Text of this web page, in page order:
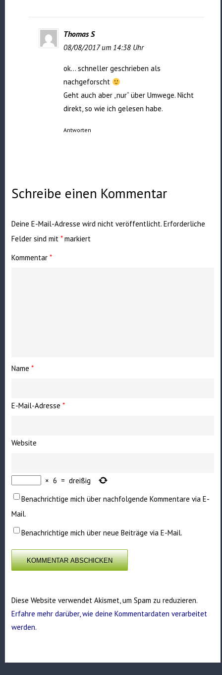
Thomas S
08/08/2017 um 14:38 Uhr
ok… schneller geschrieben als
nachgeforscht
Geht auch aber „nur“ über Umwege. Nicht
direkt, so wie ich gelesen habe.
Antworten
Schreibe einen Kommentar
Deine E-Mail-Adresse wird nicht veröffentlicht. Erforderliche
Felder sind mit*markiert
Kommentar*
Name*
E-Mail-Adresse*
Website
× 6 = dreißig
Benachrichtige mich über nachfolgende Kommentare via E-
Mail.
Benachrichtige mich über neue Beiträge via E-Mail.
Diese Website verwendet Akismet, um Spam zu reduzieren.
Erfahre mehr darüber, wie deine Kommentardaten verarbeitet
werden.